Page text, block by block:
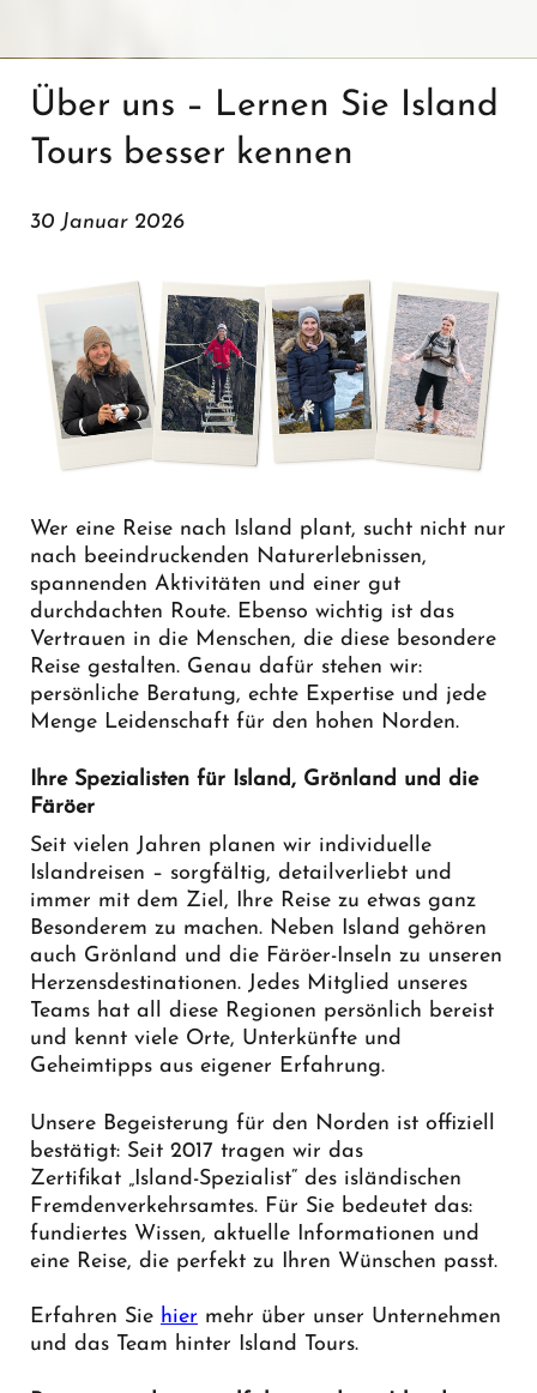
Über uns – Lernen Sie Island
Tours besser kennen
30 Januar 2026
Wer eine Reise nach Island plant, sucht nicht nur
nach beeindruckenden Naturerlebnissen,
spannenden Aktivitäten und einer gut
durchdachten Route. Ebenso wichtig ist das
Vertrauen in die Menschen, die diese besondere
Reise gestalten. Genau dafür stehen wir:
persönliche Beratung, echte Expertise und jede
Menge Leidenschaft für den hohen Norden.
Ihre Spezialisten für Island, Grönland und die
Färöer
Seit vielen Jahren planen wir individuelle
Islandreisen – sorgfältig, detailverliebt und
immer mit dem Ziel, Ihre Reise zu etwas ganz
Besonderem zu machen. Neben Island gehören
auch Grönland und die Färöer-Inseln zu unseren
Herzensdestinationen. Jedes Mitglied unseres
Teams hat all diese Regionen persönlich bereist
und kennt viele Orte, Unterkünfte und
Geheimtipps aus eigener Erfahrung.
Unsere Begeisterung für den Norden ist offiziell
bestätigt: Seit 2017 tragen wir das
Zertifikat „Island-Spezialist“ des isländischen
Fremdenverkehrsamtes. Für Sie bedeutet das:
fundiertes Wissen, aktuelle Informationen und
eine Reise, die perfekt zu Ihren Wünschen passt.
Erfahren Sie hier mehr über unser Unternehmen
und das Team hinter Island Tours.